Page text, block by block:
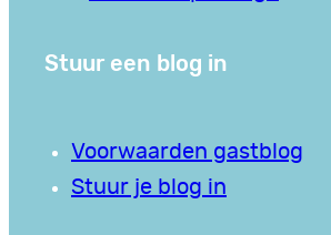
Stuur een blog in
Voorwaarden gastblog
Stuur je blog in